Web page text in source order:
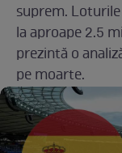
suprem.
la aproape 2.5
prezintă o
pe moarte.